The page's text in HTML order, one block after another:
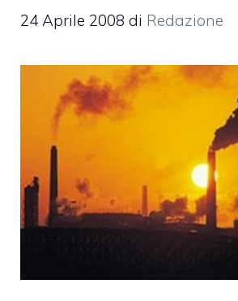
24 Aprile 2008 di Redazione